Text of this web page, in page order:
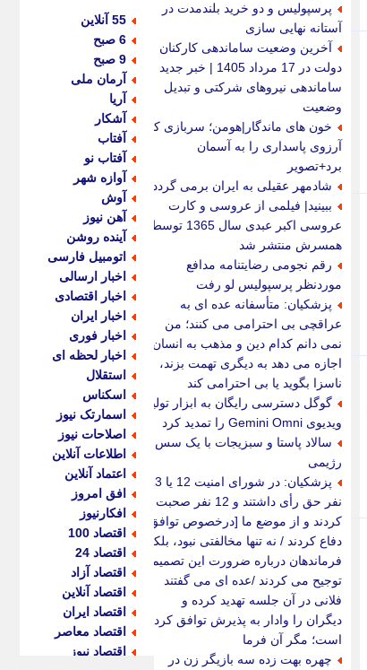
پرسپولیس و دو خرید بلندمدت در
آستانه نهایی سازی
آخرین وضعیت ساماندهی کارکنان
دولت در 17 مرداد 1405 | خبر جدید
ساماندهی نیروهای شرکتی و تبدیل
وضعیت
خون های ماندگار|هومن؛ سربازی که
آرزوی پاسداری را به آسمان
برد+تصویر
شادمهر عقیلی به ایران برمی گردد؟
ببینید| فیلمی از عروسی و کارت
عروسی اکبر عبدی سال 1365 توسط
همسرش منتشر شد
رقم نجومی رضایتنامه مدافع
موردنظر پرسپولیس لو رفت
پزشکیان: متأسفانه عده ای به
عراقچی بی احترامی می کنند؛ من
نمی دانم کدام دین و مذهب به انسان
اجازه می دهد به دیگری تهمت بزند،
ناسزا بگوید یا بی احترامی کند
گوگل دسترسی رایگان به ابزار تولید
ویدیوی Gemini Omni را تمدید کرد
سالاد پاستا و سبزیجات با یک سس
رژیمی
پزشکیان: در شورای امنیت 12 یا 13
نفر حق رأی داشتند و 12 نفر صحبت
کردند و از موضع ما [درخصوص توافق]
دفاع کردند / نه تنها مخالفتی نبود، بلکه
فرماندهان درباره ضرورت این تصمیم
توجیح می کردند /عده ای می گفتند
فلانی در آن جلسه تهدید کرده و
دیگران را وادار به پذیرش توافق کرده
است؛ مگر آن فرما
چهره بهت زده سه بازیگر زن در
55 آنلاین
6 صبح
9 صبح
آرمان ملی
آریا
آشکار
آفتاب
آفتاب نو
آوازه شهر
آوش
آهن نیوز
آینده روشن
اتومبیل فارسی
اخبار ارسالی
اخبار اقتصادی
اخبار ایران
اخبار فوری
اخبار لحظه ای
استقلال
اسکناس
اسمارتک نیوز
اصلاحات نیوز
اطلاعات آنلاین
اعتماد آنلاین
افق امروز
افکارنیوز
اقتصاد 100
اقتصاد 24
اقتصاد آزاد
اقتصاد آنلاین
اقتصاد ایران
اقتصاد معاصر
اقتصاد نیوز